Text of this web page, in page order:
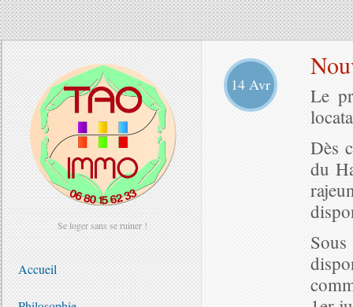
Se loger sans se ruiner !
Accueil
14 Avr
Le
Dès
du